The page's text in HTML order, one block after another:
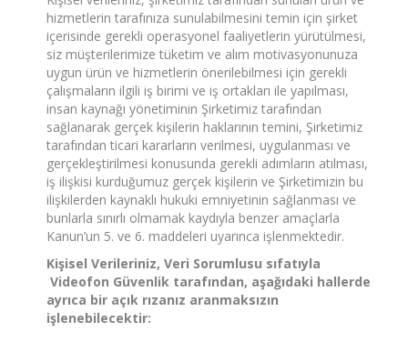
hizmetlerin tarafınıza sunulabilmesini temin için şirket
içerisinde gerekli operasyonel faaliyetlerin yürütülmesi,
siz müşterilerimize tüketim ve alım motivasyonunuza
uygun ürün ve hizmetlerin önerilebilmesi için gerekli
çalışmaların ilgili iş birimi ve iş ortakları ile yapılması,
insan kaynağı yönetiminin Şirketimiz tarafından
sağlanarak gerçek kişilerin haklarının temini, Şirketimiz
tarafından ticari kararların verilmesi, uygulanması ve
gerçekleştirilmesi konusunda gerekli adımların atılması,
iş ilişkisi kurduğumuz gerçek kişilerin ve Şirketimizin bu
ilişkilerden kaynaklı hukuki emniyetinin sağlanması ve
bunlarla sınırlı olmamak kaydıyla benzer amaçlarla
Kanun’un 5. ve 6. maddeleri uyarınca işlenmektedir.
Kişisel Verileriniz, Veri Sorumlusu sıfatıyla
Videofon Güvenlik tarafından, aşağıdaki hallerde
ayrıca bir açık rızanız aranmaksızın
işlenebilecektir: